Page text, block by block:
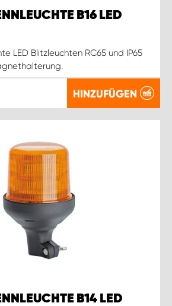
B16 LED
LED Blitzleuchten RC65 und IP65
HINZUFÜGEN
B14 LED